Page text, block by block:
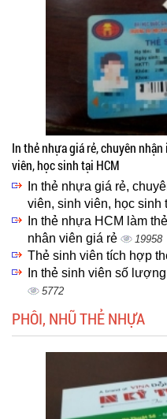
In thẻ nhựa giá rẻ, chuyên
viên, học sinh tại HCM
In thẻ nhựa giá rẻ,
viên, sinh viên, học sinh
In thẻ nhựa HCM làm
nhân viên giá rẻ
19958
Thẻ sinh viên tích hợp
In thẻ sinh viên số
5772
PHÔI, NHŨ THẺ NHỰA